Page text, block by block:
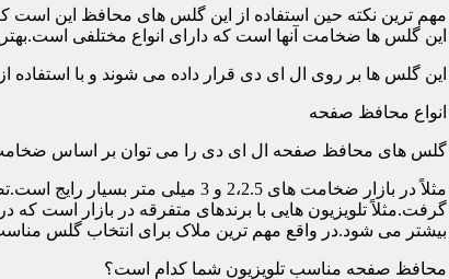
مهم ترین نکته حین استفاده از این گلس های محافظ این است
این گلس ها ضخامت آنها است که دارای انواع مختلفی است.بهترین نوع
این گلس ها بر روی ال ای دی قرار داده می شوند و با
انواع محافظ صفحه
گلس های محافظ صفحه ال ای دی را می توان بر اساس
مثلاً در بازار ضخامت های
گرفت.مثلاً تلویزیون هایی با برندهای متفرقه در بازار است
بیشتر می شود.در واقع مهم ترین ملاک برای انتخاب گلس
محافظ صفحه مناسب تلویزیون شما کدام است؟